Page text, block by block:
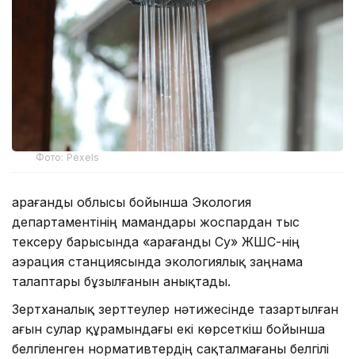
Фото: Pexels
Қарағанды облысы бойынша Экология
департаментінің мамандары жоспардан тыс
тексеру барысында «Қарағанды Су» ЖШС-нің
аэрация станциясында экологиялық заңнама
талаптары бұзылғанын анықтады.
Зертханалық зерттеулер нәтижесінде тазартылған
ағын сулар құрамындағы екі көрсеткіш бойынша
белгіленген нормативтердің сақталмағаны белгілі